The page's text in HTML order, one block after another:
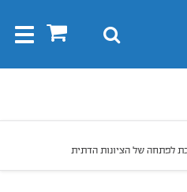
0 חיפוש
לפתחה של הציונות הדתית